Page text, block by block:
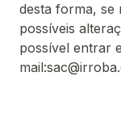
desta forma, se
possíveis
possível entrar